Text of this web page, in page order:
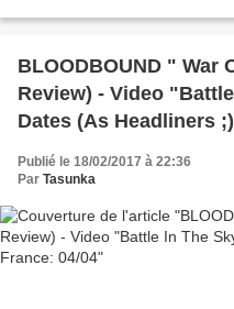
BLOODBOUND " War Of
Review) - Video "Battle In The Sky" - All Tour
Dates (As Headliners
Publié le 18/02/2017 à 22:36
Par Tasunka